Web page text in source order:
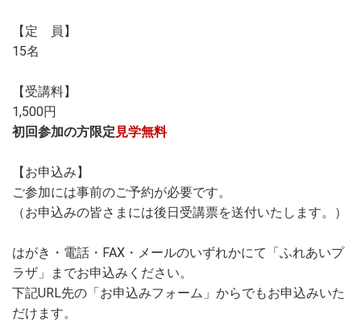
【定 員】
15名
【受講料】
1,500円
初回参加の方限定 見学無料
【お申込み】
ご参加には事前のご予約が必要です。
（お申込みの皆さまには後日受講票を送付いたします。）
はがき・電話・FAX・メールのいずれかにて「ふれあいプ
ラザ」までお申込みください。
下記URL先の「お申込みフォーム」からでもお申込みいた
だけます。